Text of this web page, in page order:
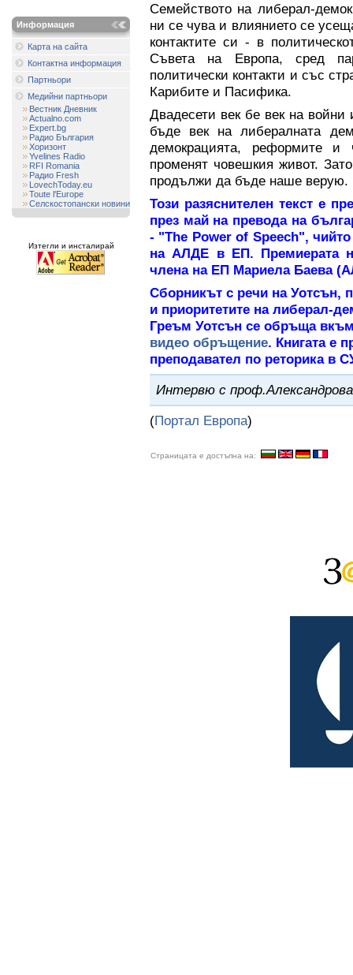
Информация
Карта на сайта
Контактна информация
Партньори
Медийни партньори
Вестник Дневник
Actualno.com
Expert.bg
Радио България
Хоризонт
Yvelines Radio
RFI Romania
Радио Fresh
LovechToday.eu
Toute l'Europe
Селскостопански новини
Изтегли и инсталирай
Семейството на либерал-
ни се чува и влиянието се
контактите си - в
Съвета на Европа, сред
политически контакти и със
Карибите и Пасифика.
Двадесети век бе век на
бъде век на либералната
демокрацията, реформите и
променят човешкия живот.
продължи да бъде наше верую.
Този разяснителен текст е
през май на превода на
- "The Power of Speech",
на АЛДЕ в ЕП. Премиерата
члена на ЕП Мариела Баева
Сборникът с речи на Уотсън,
и приоритетите на либерал-
Греъм Уотсън се обръща
видео обръщение. Книгата е
преподавател по реторика в
Интервю с
(Портал Европа)
Страницата е достъпна на: